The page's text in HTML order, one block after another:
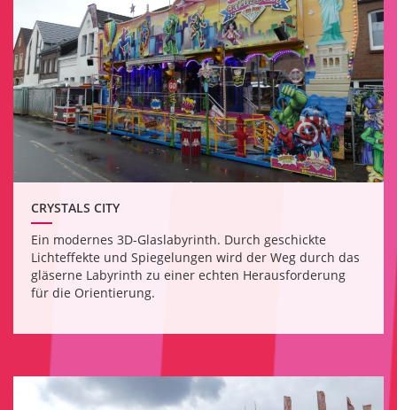
CRYSTALS CITY
Ein modernes 3D-Glaslabyrinth. Durch geschickte
Lichteffekte und Spiegelungen wird der Weg durch das
gläserne Labyrinth zu einer echten Herausforderung
für die Orientierung.